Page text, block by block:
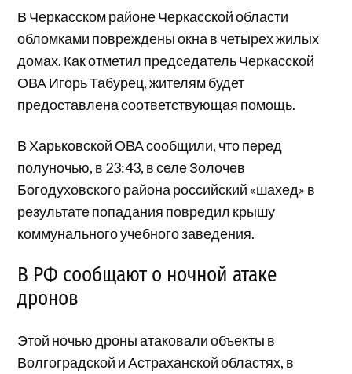
В Черкасском районе Черкасской области
обломками повреждены окна в четырех жилых
домах. Как отметил председатель Черкасской
ОВА Игорь Табурец, жителям будет
предоставлена соответствующая помощь.
В Харьковской ОВА сообщили, что перед
полуночью, в 23:43, в селе Золочев
Богодуховского района российский «шахед» в
результате попадания повредил крышу
коммунального учебного заведения.
В РФ сообщают о ночной атаке
дронов
Этой ночью дроны атаковали объекты в
Волгоградской и Астраханской областях, в